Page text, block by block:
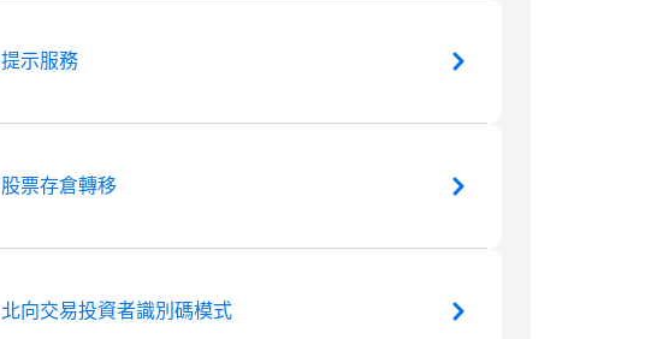
提示服務
股票存倉轉移
北向交易投資者識別碼模式